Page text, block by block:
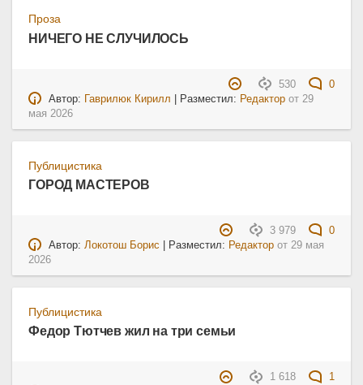
Проза
НИЧЕГО НЕ СЛУЧИЛОСЬ
530
0
Автор: Гаврилюк Кирилл | Разместил: Редактор от 29
мая 2026
Публицистика
ГОРОД МАСТЕРОВ
3 979
0
Автор:Локотош Борис | Разместил: Редактор от29 мая
2026
Публицистика
Федор Тютчев жил на три семьи
1 618
1